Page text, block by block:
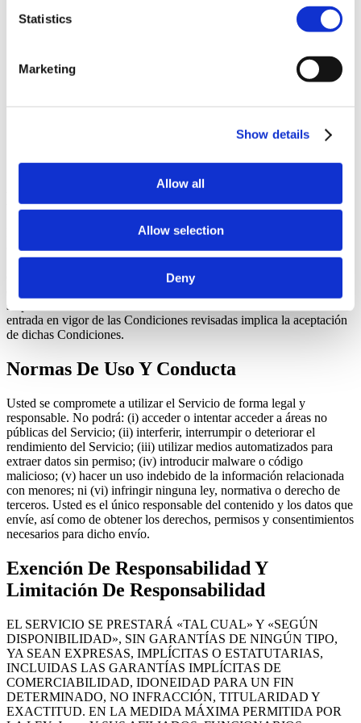
Statistics
Marketing
Show details
Allow all
Allow selection
Deny
usted declara que está autorizado a enviar dicha imagen para
su procesamiento a través de la función.
Las selfies generadas con imágenes de Junga se pueden
allí hasta que las elimines desde tu panel de control.
Eres responsable de revisar las imágenes generadas antes de
la ley, los derechos de privacidad o estas Condiciones.
función, eliminar contenido o denegar su procesamiento
proteger a los usuarios o cumplir con la ley.
Modificación Del Acuerdo
Podemos modificar estas Condiciones periódicamente. Si realizamos
cambios sustanciales, lo notificaremos actualizando la fecha de
«Actualizado» y, cuando sea pertinente, mediante un aviso adicional
dentro del Servicio o por correo electrónico. A menos que la ley
su publicación. El uso continuado del Servicio tras la fecha de
entrada en vigor de las Condiciones revisadas implica la aceptación
de dichas Condiciones.
Normas De Uso Y Conducta
Usted se compromete a utilizar el Servicio de forma legal y
responsable. No podrá: (i) acceder o intentar acceder a áreas no
públicas del Servicio; (ii) interferir, interrumpir o deteriorar el
rendimiento del Servicio; (iii) utilizar medios automatizados para
extraer datos sin permiso; (iv) introducir malware o código
malicioso; (v) hacer un uso indebido de la información relacionada
con menores; ni (vi) infringir ninguna ley, normativa o derecho de
terceros. Usted es el único responsable del contenido y los datos que
envíe, así como de obtener los derechos, permisos y consentimientos
necesarios para dicho envío.
Exención De Responsabilidad Y
Limitación De Responsabilidad
EL SERVICIO SE PRESTARÁ «TAL CUAL» Y «SEGÚN
DISPONIBILIDAD», SIN GARANTÍAS DE NINGÚN TIPO,
YA SEAN EXPRESAS, IMPLÍCITAS O ESTATUTARIAS,
INCLUIDAS LAS GARANTÍAS IMPLÍCITAS DE
COMERCIABILIDAD, IDONEIDAD PARA UN FIN
DETERMINADO, NO INFRACCIÓN, TITULARIDAD Y
EXACTITUD. EN LA MEDIDA MÁXIMA PERMITIDA POR